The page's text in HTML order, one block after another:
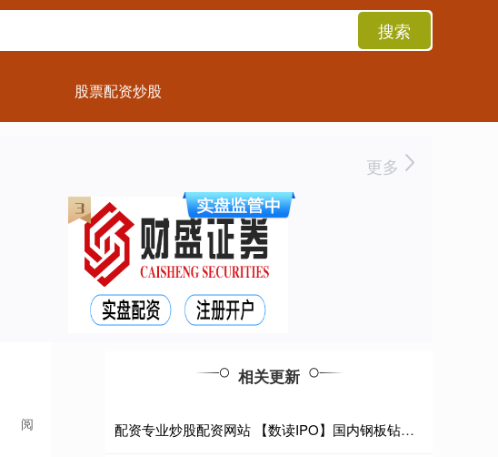
搜索
股票配资炒股
更多
阅
相关更新
配资专业炒股配资网站 【数读IPO】国内钢板钻龙头今日上市